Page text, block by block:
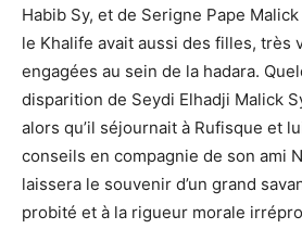
Habib Sy, et de Serigne Pape
le Khalife avait aussi des filles, très
engagées au sein de la hadara.
disparition de Seydi Elhadji Malick
alors qu’il séjournait à Rufisque et
conseils en compagnie de son ami
laissera le souvenir d’un grand
probité et à la rigueur morale